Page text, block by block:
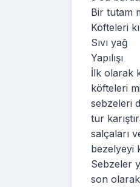
Bir tutam
Köfteleri
Sıvı yağ
Yapılışı
İlk olarak
köfteleri
sebzeleri
tur
salçaları
bezelyeyi
Sebzeler
son